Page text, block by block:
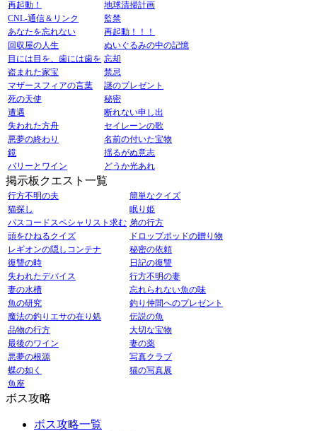
再起動！
地球清掃計画
CNL-通信＆リンク
監禁
あなたを忘れない
再起動！！！
回収屋の人生
ぬいぐるみの中の記憶
目には目を、歯には歯を 忘却
盗まれた家宝
禁忌
マザースフィアの言葉
謎のプレゼント
死の天使
秘密
遭遇
断れない申し出
失われた方舟
セイレーンの歌
悪夢の終わり
名前の付いた宝物
鏡
揺るがぬ意志
バリーとワイン
どうか光あれ
掲示板クエスト一覧
行方不明の夫
簡単なクイズ
猫探し
眠り姫
パスコードスペシャリスト求む 弟の行方
頭をひねるクイズ
ドロップポッドの贈り物
レギオンの隠しコンテナ
秘密の依頼
復讐の時
日記の復讐
失われたデバイス
行方不明の妻
妻の水槽
忘れられない魚の味
魚の研究
釣り仲間へのプレゼント
魔法の釣りエサの在り処
伝説の魚
品物の行方
大切な宝物
最後のワイン
妻の薬
悪夢の根源
写真クラブ
蝶の如く
猫の写真展
魚座
ボス攻略
ボス攻略一覧